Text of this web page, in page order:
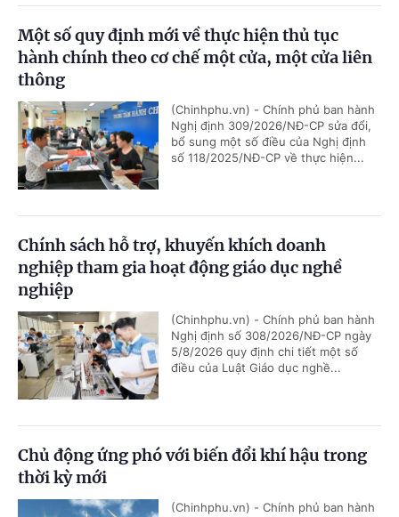
Một số quy định mới về thực hiện thủ tục
hành chính theo cơ chế một cửa, một cửa liên
thông
(Chinhphu.vn) - Chính phủ ban hành
Nghị định 309/2026/NĐ-CP sửa đổi,
bổ sung một số điều của Nghị định
số 118/2025/NĐ-CP về thực hiện...
Chính sách hỗ trợ, khuyến khích doanh
nghiệp tham gia hoạt động giáo dục nghề
nghiệp
(Chinhphu.vn) - Chính phủ ban hành
Nghị định số 308/2026/NĐ-CP ngày
5/8/2026 quy định chi tiết một số
điều của Luật Giáo dục nghề...
Chủ động ứng phó với biến đổi khí hậu trong
thời kỳ mới
(Chinhphu.vn) - Chính phủ ban hành